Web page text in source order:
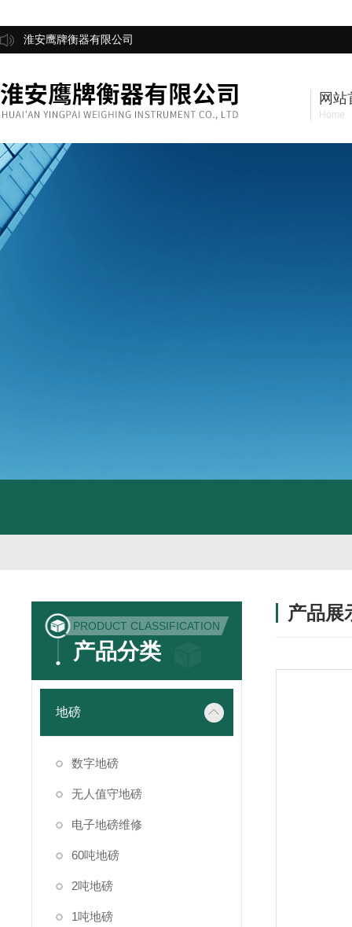
淮安鹰牌衡器有限公司
网站
Home
PRODUCT CLASSIFICATION
产品分类
地磅
数字地磅
无人值守地磅
电子地磅维修
60吨地磅
2吨地磅
1吨地磅
产品展